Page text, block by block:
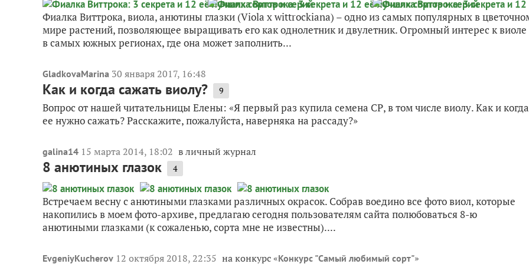
Фиалка Виттрока, виола, анютины глазки (Viola x wittrockiana) – одно из самых популярных в
мире растений, позволяющее выращивать его как однолетник и двулетник. Огромный интерес к виоле
в самых южных регионах, где она может заполнить...
GladkovaMarina 30 января 2017, 16:48
Как и когда сажать виолу? 9
Вопрос от нашей читательницы Елены: «Я первый раз купила семена СР, в том числе виолу. Как и когда
ее нужно сажать? Расскажите, пожалуйста, наверняка на рассаду?»
galina14 15 марта 2014, 18:02 в личный журнал
8 анютиных глазок 4
Встречаем весну с анютиными глазками различных окрасок. Собрав воедино все фото виол, которые
накопились в моем фото-архиве, предлагаю сегодня пользователям сайта полюбоваться 8-ю
анютиными глазками (к сожаленью, сорта мне не известны)....
EvgeniyKucherov 12 октября 2018, 22:35 на конкурс «Конкурс "Самый любимый сорт"»